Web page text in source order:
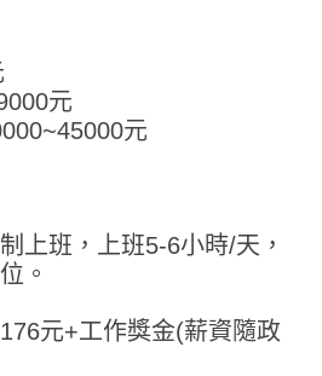
元
元
上班，上班5-6小時/天，
。
元+工作獎金(薪資隨政